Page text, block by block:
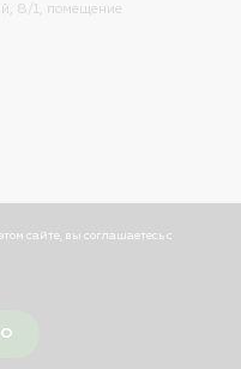
8/1, помещение
сайте, вы соглашаетесь с